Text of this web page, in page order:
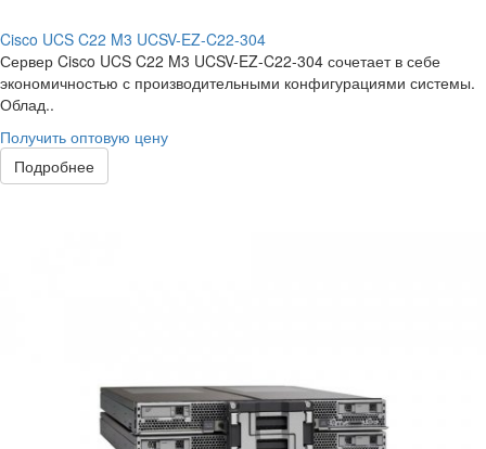
Cisco UCS C22 M3 UCSV-EZ-C22-304
Сервер Cisco UCS C22 M3 UCSV-EZ-C22-304 сочетает в себе
экономичностью с производительными конфигурациями системы.
Облад..
Получить оптовую цену
Подробнее